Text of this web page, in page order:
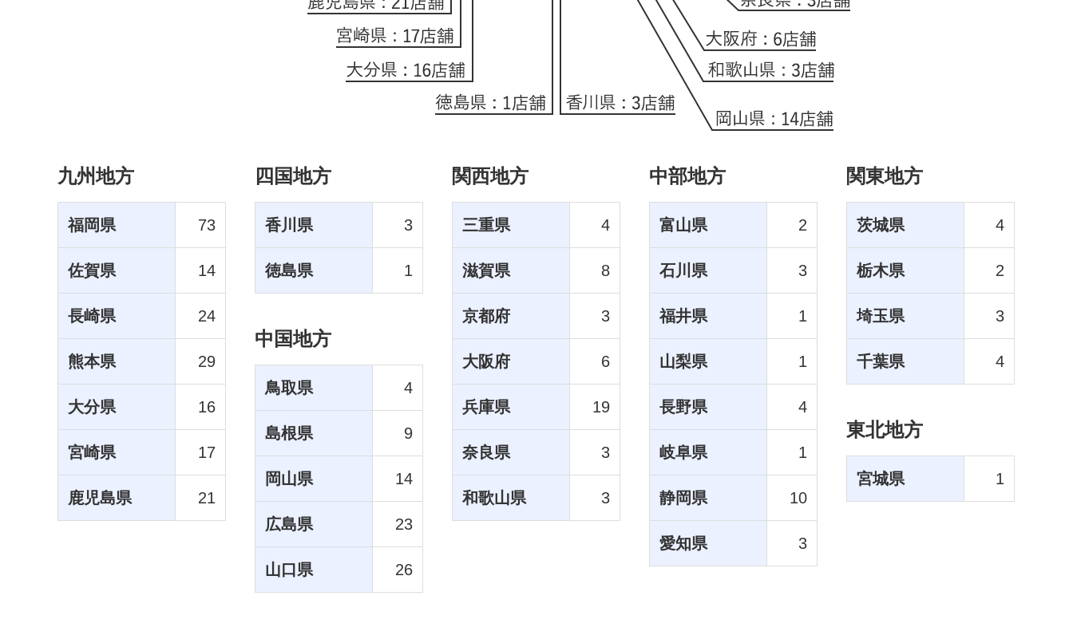
九州地方
福岡県 73
佐賀県 14
長崎県 24
熊本県 29
大分県 16
宮崎県 17
鹿児島県 21
四国地方
香川県 3
徳島県 1
中国地方
鳥取県 4
島根県 9
岡山県 14
広島県 23
山口県 26
関西地方
三重県 4
滋賀県 8
京都府 3
大阪府 6
兵庫県 19
奈良県 3
和歌山県 3
中部地方
富山県 2
石川県 3
福井県 1
山梨県 1
長野県 4
岐阜県 1
静岡県 10
愛知県 3
関東地方
茨城県 4
栃木県 2
埼玉県 3
千葉県 4
東北地方
宮城県 1